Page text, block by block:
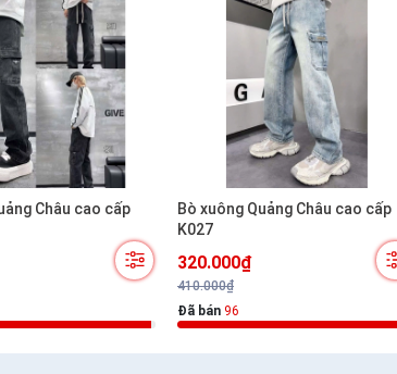
Châu cao cấp
Bò xuông Quảng Châu cao cấp
K027
320.000₫
410.000₫
Đã bán 96